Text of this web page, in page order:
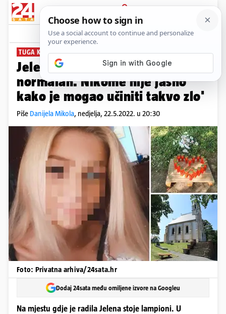
PRIJAVA
News
TUGA KOD NAŠICA PLUS+
Jelenu je izbo u parku: 'Činio se
normalan. Nikome nije jasno
kako je mogao učiniti takvo zlo'
Piše Danijela Mikola, nedjelja, 22.5.2022. u 20:30
Foto: Privatna arhiva/24sata.hr
Dodaj 24sata među omiljene izvore na Googleu
Na mjestu gdje je radila Jelena stoje lampioni. U